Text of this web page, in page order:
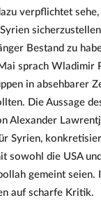
verpflichtet sehe,
Bestand zu
sprach Wladimir
in absehbarer
Die Aussage
Alexander
Syrien,
sowohl die USA
gemeint seien.
auf scharfe Kritik.